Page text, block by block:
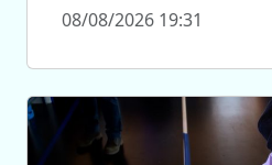
08/08/2026 19:31